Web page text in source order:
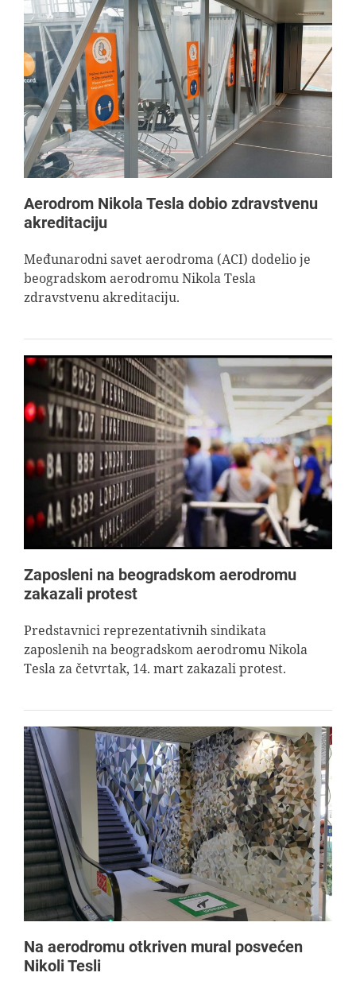
Aerodrom Nikola Tesla dobio zdravstvenu
akreditaciju
Međunarodni savet aerodroma (ACI) dodelio je
beogradskom aerodromu Nikola Tesla
zdravstvenu akreditaciju.
Zaposleni na beogradskom aerodromu
zakazali protest
Predstavnici reprezentativnih sindikata
zaposlenih na beogradskom aerodromu Nikola
Tesla za četvrtak, 14. mart zakazali protest.
Na aerodromu otkriven mural posvećen
Nikoli Tesli